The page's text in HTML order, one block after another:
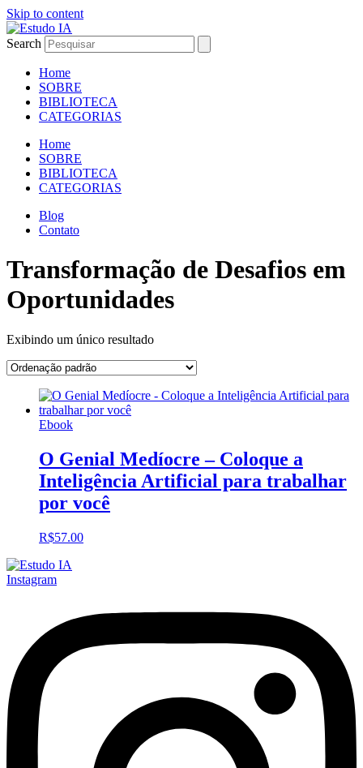
Skip to content
Search
Home
SOBRE
BIBLIOTECA
CATEGORIAS
Home
SOBRE
BIBLIOTECA
CATEGORIAS
Blog
Contato
Transformação de Desafios em
Oportunidades
Exibindo um único resultado
Ebook
O Genial Medíocre – Coloque a
Inteligência Artificial para trabalhar
por você
R$57.00
Instagram